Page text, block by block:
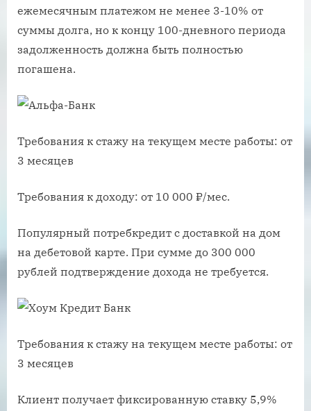
ежемесячным платежом не менее 3-10% от
суммы долга, но к концу 100-дневного периода
задолженность должна быть полностью
погашена.
Требования к стажу на текущем месте работы: от
3 месяцев
Требования к доходу: от 10 000 ₽/мес.
Популярный потребкредит с доставкой на дом
на дебетовой карте. При сумме до 300 000
рублей подтверждение дохода не требуется.
Требования к стажу на текущем месте работы: от
3 месяцев
Клиент получает фиксированную ставку 5,9%